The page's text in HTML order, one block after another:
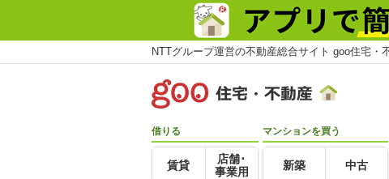
NTTグループ運営の不動産総合サイト goo住宅・
借りる
賃貸
店舗･
事業用
マンションを買う
新築 中古